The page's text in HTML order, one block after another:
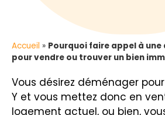
Accueil » Pourquoi faire appel à
pour vendre ou trouver un bien
Vous désirez déménager
Y et vous mettez donc en
logement actuel, ou bien,